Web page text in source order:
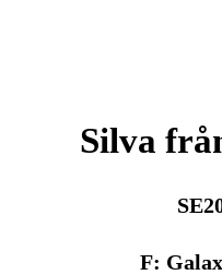
Silva
F: